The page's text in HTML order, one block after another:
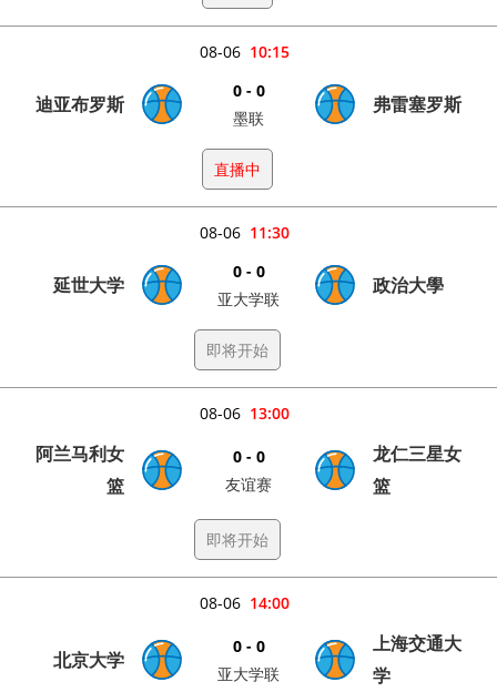
10:15
08-06
迪亚布罗斯
0 - 0
墨联
弗雷塞罗斯
直播中
11:30
08-06
延世大学
0 - 0
亚大学联
政治大學
即将开始
13:00
08-06
阿兰马利女
篮
0 - 0
友谊赛
龙仁三星女
篮
即将开始
14:00
08-06
北京大学
0 - 0
亚大学联
上海交通大
学